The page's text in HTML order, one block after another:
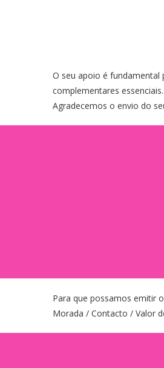
O seu apoio é
complementares essenciais.
Agradecemos o envio do
Para que possamos emitir
Morada / Contacto / Valor